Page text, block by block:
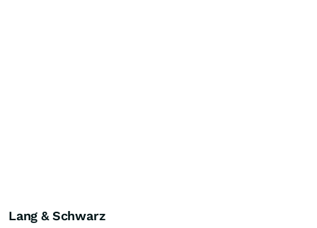
Lang & Schwarz